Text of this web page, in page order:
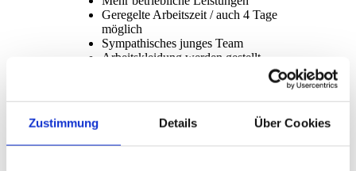
Zustimmung Details Über Cookies
Geregelte Arbeitszeit / auch 4 Tage
möglich
Sympathisches junges Team
Arbeitskleidung werden gestellt
eine abwechslungsreiche,
Tätigkeit in einem modernen
Unternehmen